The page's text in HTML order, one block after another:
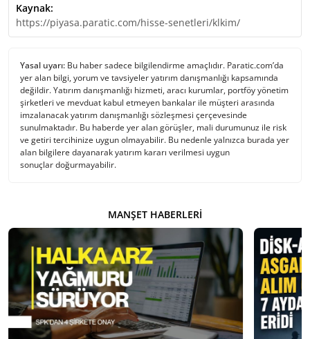
Kaynak:
https://piyasa.paratic.com/hisse-senetleri/klkim/
Yasal uyarı: Bu haber sadece bilgilendirme amaçlıdır. Paratic.com’da
yer alan bilgi, yorum ve tavsiyeler yatırım danışmanlığı kapsamında
değildir. Yatırım danışmanlığı hizmeti, aracı kurumlar, portföy yönetim
şirketleri ve mevduat kabul etmeyen bankalar ile müşteri arasında
imzalanacak yatırım danışmanlığı sözleşmesi çerçevesinde
sunulmaktadır. Bu haberde yer alan görüşler, mali durumunuz ile risk
ve getiri tercihinize uygun olmayabilir. Bu nedenle yalnızca burada yer
alan bilgilere dayanarak yatırım kararı verilmesi uygun
sonuçlar doğurmayabilir.
MANŞET HABERLERI